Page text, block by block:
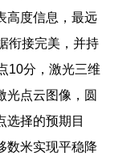
高度信息，最远
衔接完美，并持
10分，激光三维
光点云图像，圆
选择的预期目
数米实现平稳降